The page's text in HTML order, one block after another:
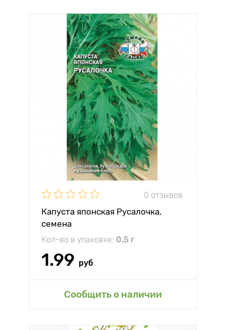
0 отзывов
Капуста японская Русалочка,
семена
Кол-во в упаковке: 0.5 г
1.99 руб
Сообщить о наличии